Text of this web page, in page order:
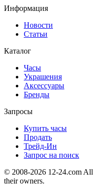
Информация
Новости
Статьи
Каталог
Часы
Украшения
Аксессуары
Бренды
Запросы
Купить часы
Продать
Трейд-Ин
Запрос на поиск
© 2008-2026 12-24.com All
their owners.